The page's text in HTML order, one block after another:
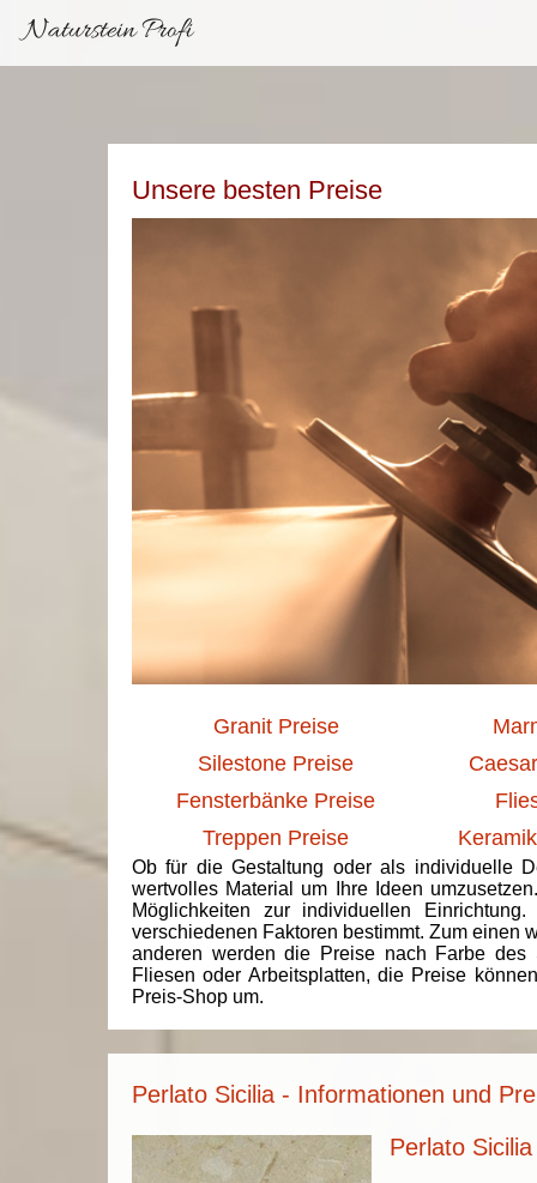
Naturstein Profi
Unsere besten Preise
Granit Preise
Silestone Preise
Fensterbänke Preise
Treppen Preise
Ob für die Gestaltung oder als individuelle
wertvolles Material um Ihre Ideen
Möglichkeiten zur individuellen
verschiedenen Faktoren bestimmt. Zum einen
anderen werden die Preise nach Farbe des
Fliesen oder Arbeitsplatten, die Preise
Preis-Shop um.
Perlato Sicilia - Informationen und
Perlato